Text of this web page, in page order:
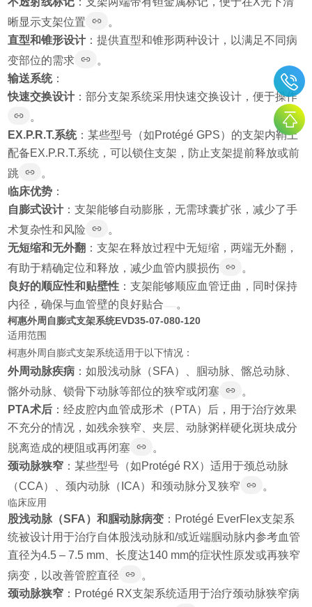
晰显示支架位置
。
直型和锥形设计：提供直型和锥形两种设计，以满足不同病
变部位的需求
。
输送系统：
快速交换设计：部分支架系统采用快速交换设计，便于操作
。
EX.P.R.T.系统：某些型号（如Protégé GPS）的支架内鞘上
配备EX.P.R.T.系统，可以锁住支架，防止支架提前释放或前
跳
。
临床优势 ：
自膨式设计：支架能够自动膨胀，无需球囊扩张，减少了手
术复杂性和风险
。
无短缩和无外翻 ：支架在释放过程中无短缩，两端无外翻，
有助于精确定位和释放，减少血管内膜损伤
。
良好的顺应性和贴壁性 ：支架能够顺应血管迂曲，同时保持
内径，确保与血管壁的良好贴合
。
柯惠外周自膨式支架系统EVD35-07-080-120
适用范围
柯惠外周自膨式支架系统适用于以下情况：
外周动脉疾病 ：如股浅动脉（SFA）、腘动脉、髂总动脉、
髂外动脉、锁骨下动脉等部位的狭窄或闭塞
。
PTA术后 ：经皮腔内血管成形术（PTA）后，用于治疗效果
不充分的情况，如残余狭窄、夹层、动脉粥样硬化斑块成分
脱离造成的梗阻或再闭塞
。
颈动脉狭窄 ：某些型号（如Protégé RX）适用于颈总动脉
（CCA）、颈内动脉（ICA）和颈动脉分叉狭窄
。
临床应用
股浅动脉（SFA）和腘动脉病变 ：Protégé EverFlex支架系
统被设计用于治疗自体股浅动脉和/或近端腘动脉内参考血管
直径为4.5 – 7.5 mm、长度达140 mm的症状性原发或再狭窄
病变，以改善管腔直径
。
颈动脉狭窄 ：Protégé RX支架系统适用于治疗颈动脉狭窄病